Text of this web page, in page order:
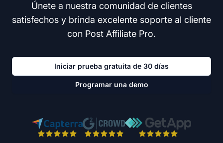
Únete a nuestra comunidad de clientes
satisfechos y brinda excelente soporte al cliente
con Post Affiliate Pro.
Iniciar prueba gratuita de 30 días
Programar una demo